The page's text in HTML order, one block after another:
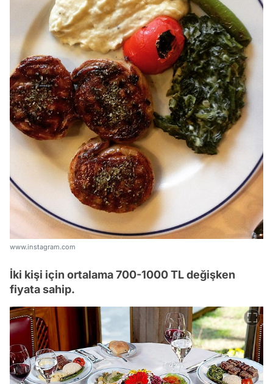
www.instagram.com
İki kişi için ortalama 700-1000 TL değişken
fiyata sahip.